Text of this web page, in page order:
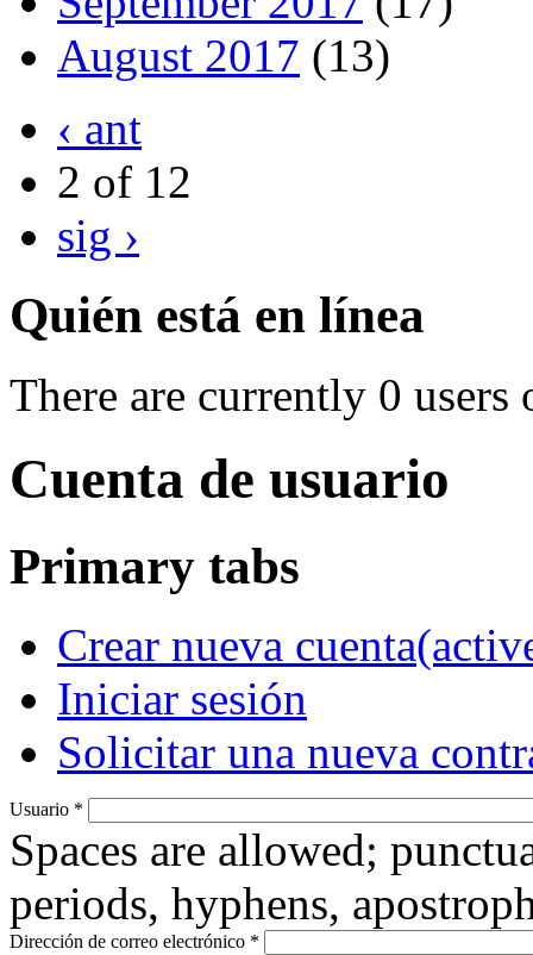
August 2017 (13)
‹ ant
2 of 12
sig ›
Quién está en línea
There are currently 0 users
Cuenta de usuario
Primary tabs
Crear nueva cuenta
Iniciar sesión
Solicitar una nueva
Usuario *
Spaces are allowed;
periods, hyphens,
Dirección de correo electrónico *